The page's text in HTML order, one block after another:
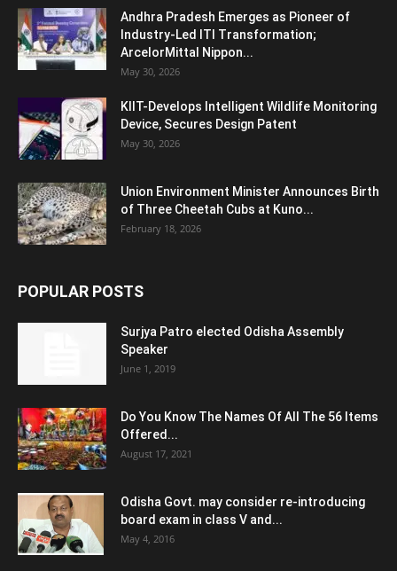
Andhra Pradesh Emerges as Pioneer of
Industry-Led ITI Transformation;
ArcelorMittal Nippon...
May 30, 2026
KIIT-Develops Intelligent Wildlife Monitoring
Device, Secures Design Patent
May 30, 2026
Union Environment Minister Announces Birth
of Three Cheetah Cubs at Kuno...
February 18, 2026
POPULAR POSTS
Surjya Patro elected Odisha Assembly
Speaker
June 1, 2019
Do You Know The Names Of All The 56 Items
Offered...
August 17, 2021
Odisha Govt. may consider re-introducing
board exam in class V and...
May 4, 2016